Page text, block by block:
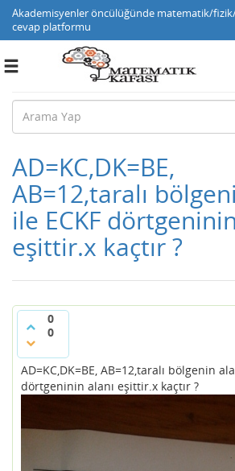
Akademisyenler öncülüğünde matematik/
cevap platformu
Toggle
AD=KC,DK=BE,
AB=12,taralı
ile ECKF
eşittir.x kaçtır ?
0
0
AD=KC,DK=BE, AB=12,taralı bölgenin
dörtgeninin alanı eşittir.x kaçtır ?